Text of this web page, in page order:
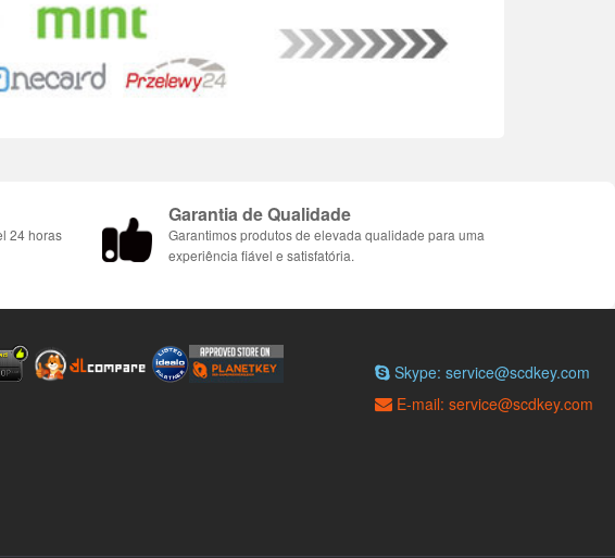
24 horas
Garantia de Qualidade
Garantimos produtos de elevada qualidade para uma
experiência fiável e satisfatória.
Skype: service@scdkey.com
E-mail: service@scdkey.com